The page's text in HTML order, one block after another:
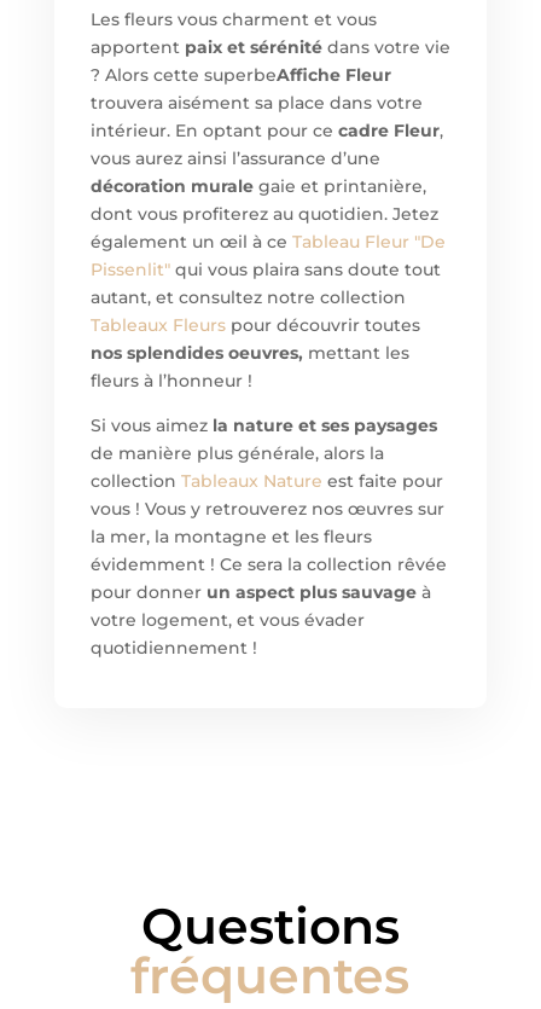
Les fleurs vous charment et vous
apportent paix et sérénitédans votre vie
? Alors cette superbeAffiche Fleur
trouvera aisément sa place dans votre
intérieur. En optant pour ce cadre Fleur,
vous aurez ainsi l’assurance d’une
décoration muralegaie et printanière,
dont vous profiterez au quotidien. Jetez
également un œil à ce Tableau Fleur "De
Pissenlit"qui vous plaira sans doute tout
autant, et consultez notre collection
Tableaux Fleurspour découvrir toutes
nos splendides oeuvres, mettant les
fleurs à l’honneur !
Si vous aimez la nature et ses paysages
de manière plus générale, alors la
collection Tableaux Nature est faite pour
vous ! Vous y retrouverez nos œuvres sur
la mer, la montagne et les fleurs
évidemment ! Ce sera la collection rêvée
pour donner un aspect plus sauvageà
votre logement, et vous évader
quotidiennement !
Questions
fréquentes